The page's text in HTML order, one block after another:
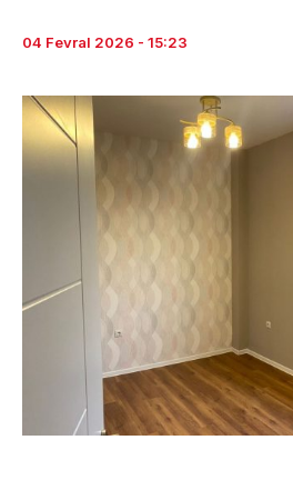
04 Fevral 2026 - 15:23